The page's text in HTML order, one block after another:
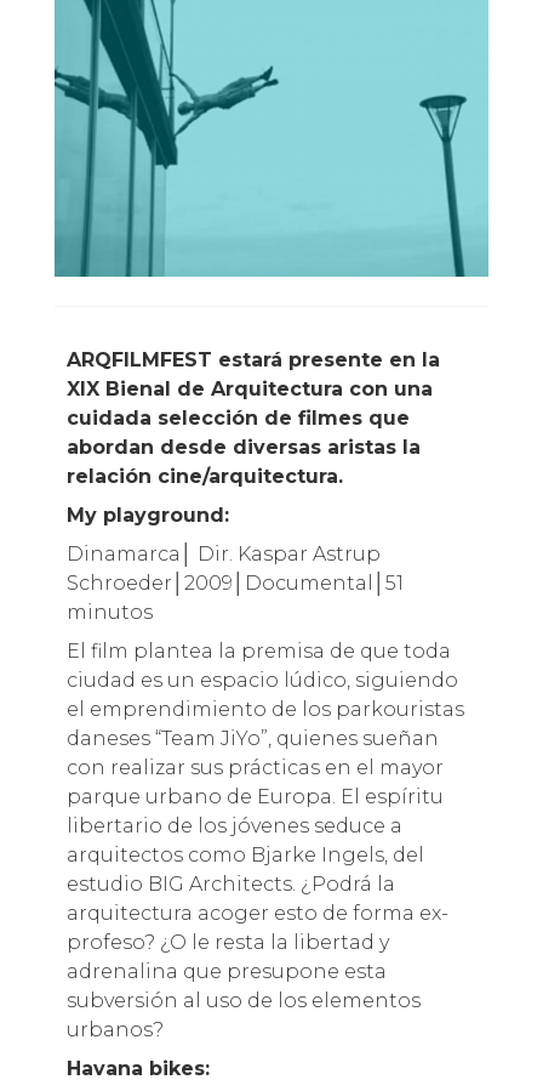
ARQFILMFEST estará presente en la
XIX Bienal de Arquitectura con una
cuidada selección de filmes que
abordan desde diversas aristas la
relación cine/arquitectura.
My playground:
Dinamarca│ Dir. Kaspar Astrup
Schroeder│2009│Documental│51
minutos
El film plantea la premisa de que toda
ciudad es un espacio lúdico, siguiendo
el emprendimiento de los parkouristas
daneses “Team JiYo”, quienes sueñan
con realizar sus prácticas en el mayor
parque urbano de Europa. El espíritu
libertario de los jóvenes seduce a
arquitectos como Bjarke Ingels, del
estudio BIG Architects. ¿Podrá la
arquitectura acoger esto de forma ex-
profeso? ¿O le resta la libertad y
adrenalina que presupone esta
subversión al uso de los elementos
urbanos?
Havana bikes: